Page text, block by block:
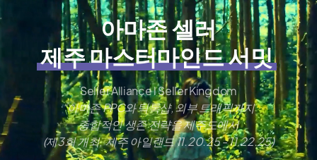
아마존 셀러
제주 마스터마인드 서밋
Seller Alliance l Seller Kingdom
“아마존 PPC와 틱톡샵, 외부 트래픽까지
종합적인 생존 전략을 제주도에서
(제3회 개최, 제주 아일랜드 11.20.25 - 11.22.25)